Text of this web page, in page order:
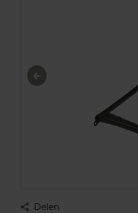
Delen